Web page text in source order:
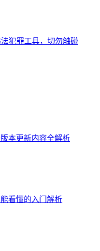
犯罪工具，切勿触碰
本更新内容全解析
看懂的入门解析